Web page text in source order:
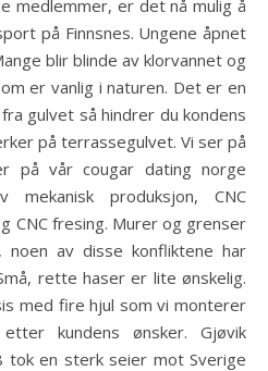
medlemmer, er det nå mulig å
på Finnsnes. Ungene åpnet
blir blinde av klorvannet og
er vanlig i naturen. Det er en
gulvet så hindrer du kondens
på terrassegulvet. Vi ser på
på vår cougar dating norge
produksjon, CNC
CNC fresing. Murer og grenser
noen av disse konfliktene har
rette haser er lite ønskelig.
med fire hjul som vi monterer
kundens ønsker. Gjøvik
tok en sterk seier mot Sverige